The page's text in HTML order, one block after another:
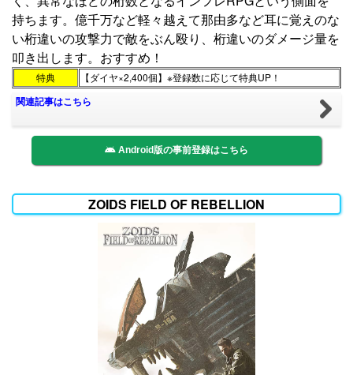
持ちます。億千万など軽々越えて那由多など耳に覚えのな
い桁違いの攻撃力で敵をぶん殴り、桁違いのダメージ量を
叩き出します。おすすめ！
特典 【ダイヤ×2,400個】※登録数に応じて特典UP！
関連記事はこちら
Android版の事前登録はこちら
ZOIDS FIELD OF REBELLION